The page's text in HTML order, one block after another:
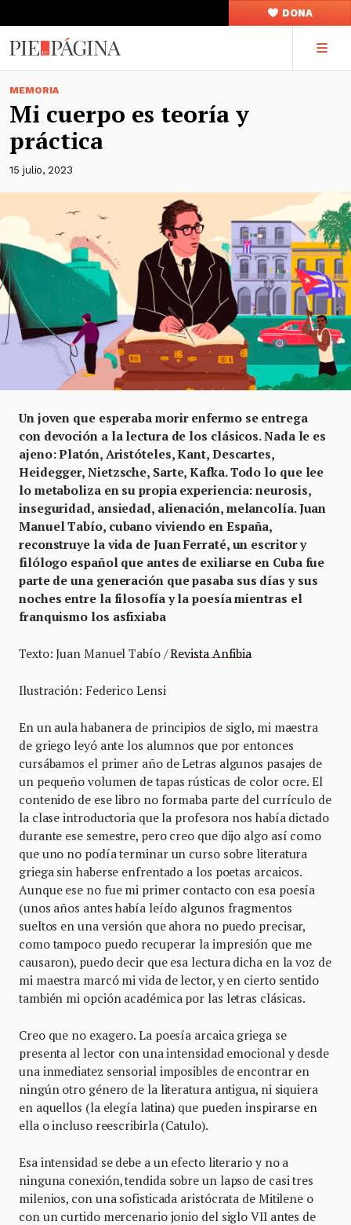
DONA
MEMORIA
Mi cuerpo es teoría y
práctica
15 julio, 2023
Un joven que esperaba morir enfermo se entrega
con devoción a la lectura de los clásicos. Nada le es
ajeno: Platón, Aristóteles, Kant, Descartes,
Heidegger, Nietzsche, Sarte, Kafka. Todo lo que lee
lo metaboliza en su propia experiencia: neurosis,
inseguridad, ansiedad, alienación, melancolía. Juan
Manuel Tabío, cubano viviendo en España,
reconstruye la vida de Juan Ferraté, un escritor y
filólogo español que antes de exiliarse en Cuba fue
parte de una generación que pasaba sus días y sus
noches entre la filosofía y la poesía mientras el
franquismo los asfixiaba
Texto: Juan Manuel Tabío /Revista Anfibia
Ilustración: Federico Lensi
En un aula habanera de principios de siglo, mi maestra
de griego leyó ante los alumnos que por entonces
cursábamos el primer año de Letras algunos pasajes de
un pequeño volumen de tapas rústicas de color ocre. El
contenido de ese libro no formaba parte del currículo de
la clase introductoria que la profesora nos había dictado
durante ese semestre, pero creo que dijo algo así como
que uno no podía terminar un curso sobre literatura
griega sin haberse enfrentado a los poetas arcaicos.
Aunque ese no fue mi primer contacto con esa poesía
(unos años antes había leído algunos fragmentos
sueltos en una versión que ahora no puedo precisar,
como tampoco puedo recuperar la impresión que me
causaron), puedo decir que esa lectura dicha en la voz de
mi maestra marcó mi vida de lector, y en cierto sentido
también mi opción académica por las letras clásicas.
Creo que no exagero. La poesía arcaica griega se
presenta al lector con una intensidad emocional y desde
una inmediatez sensorial imposibles de encontrar en
ningún otro género de la literatura antigua, ni siquiera
en aquellos (la elegía latina) que pueden inspirarse en
ella o incluso reescribirla (Catulo).
Esa intensidad se debe a un efecto literario y no a
ninguna conexión, tendida sobre un lapso de casi tres
milenios, con una sofisticada aristócrata de Mitilene o
con un curtido mercenario jonio del siglo VII antes de